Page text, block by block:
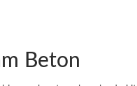
Beton